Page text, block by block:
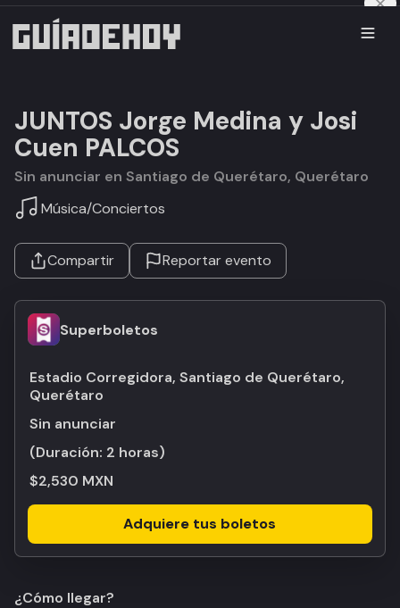
JUNTOS Jorge Medina y Josi
Cuen PALCOS
Sin anunciar en Santiago de Querétaro, Querétaro
Música/Conciertos
Compartir Reportar evento
Superboletos
Estadio Corregidora, Santiago de Querétaro,
Querétaro
Sin anunciar
(Duración: 2 horas)
$2,530 MXN
Adquiere tus boletos
¿Cómo llegar?